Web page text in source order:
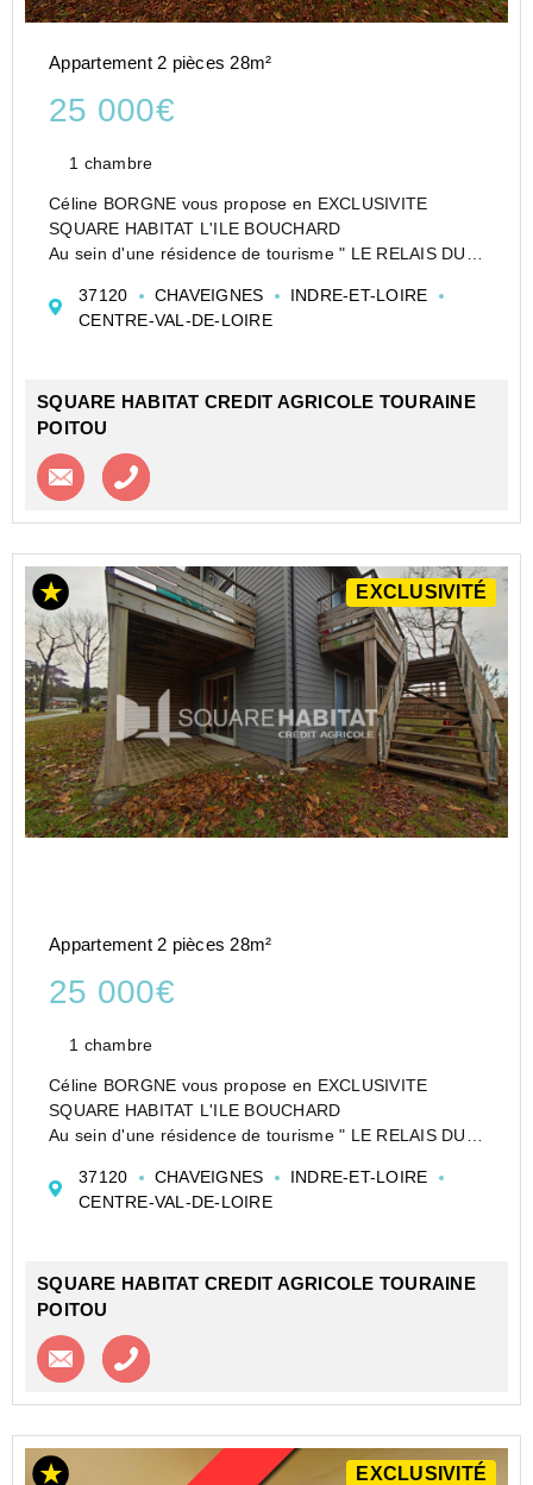
Appartement 2 pièces 28m²
25 000€
1 chambre
Céline BORGNE vous propose en EXCLUSIVITE
SQUARE HABITAT L'ILE BOUCHARD
Au sein d'une résidence de tourisme " LE RELAIS DU
avec vue dégagée sur la campagne - 2 pièces, meublé,
d'une surf...
37120 CHAVEIGNES
INDRE-ET-LOIRE
CENTRE-VAL-DE-LOIRE
SQUARE HABITAT CREDIT AGRICOLE TOURAINE
POITOU
Contacter l'agence
EXCLUSIVITÉ
Appartement 2 pièces 28m²
25 000€
1 chambre
Céline BORGNE vous propose en EXCLUSIVITE
SQUARE HABITAT L'ILE BOUCHARD
Au sein d'une résidence de tourisme " LE RELAIS DU
campagne - 2 pièces, meublé, d'une surface de 29m² +
terr...
37120 CHAVEIGNES
INDRE-ET-LOIRE
CENTRE-VAL-DE-LOIRE
SQUARE HABITAT CREDIT AGRICOLE TOURAINE
POITOU
Contacter l'agence
EXCLUSIVITÉ